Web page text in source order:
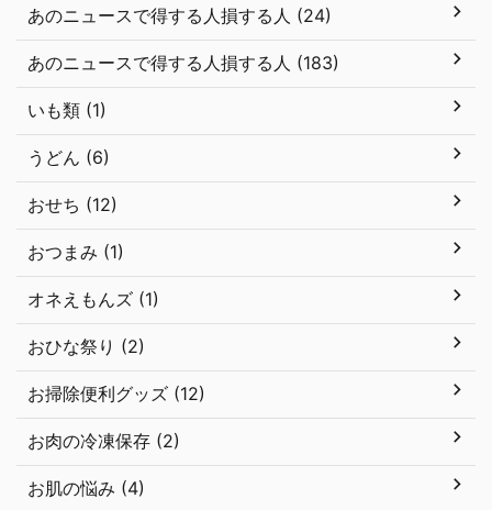
あのニュースで得する人損する人 (24)
あのニュースで得する人損する人 (183)
いも類 (1)
うどん (6)
おせち (12)
おつまみ (1)
オネえもんズ (1)
おひな祭り (2)
お掃除便利グッズ (12)
お肉の冷凍保存 (2)
お肌の悩み (4)